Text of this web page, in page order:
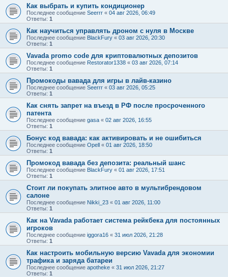
Как выбрать и купить кондиционер
Последнее сообщение Seerrr « 04 авг 2026, 06:49
Ответы: 1
Как научиться управлять дроном с нуля в Москве
Последнее сообщение BlackFury « 03 авг 2026, 20:30
Ответы: 1
Vavada promo code для криптовалютных депозитов
Последнее сообщение Restorator1338 « 03 авг 2026, 07:14
Ответы: 1
Промокоды вавада для игры в лайв-казино
Последнее сообщение Seerrr « 03 авг 2026, 05:25
Ответы: 1
Как снять запрет на въезд в РФ после просроченного
патента
Последнее сообщение gasa « 02 авг 2026, 16:55
Ответы: 1
Бонус код вавада: как активировать и не ошибиться
Последнее сообщение Opell « 01 авг 2026, 18:50
Ответы: 1
Промокод вавада без депозита: реальный шанс
Последнее сообщение BlackFury « 01 авг 2026, 17:51
Ответы: 1
Стоит ли покупать элитное авто в мультибрендовом
салоне
Последнее сообщение Nikki_23 « 01 авг 2026, 11:00
Ответы: 1
Как на Vavada работает система рейкбека для постоянных
игроков
Последнее сообщение iggora16 « 31 июл 2026, 21:28
Ответы: 1
Как настроить мобильную версию Vavada для экономии
трафика и заряда батареи
Последнее сообщение apotheke « 31 июл 2026, 21:27
Ответы: 1